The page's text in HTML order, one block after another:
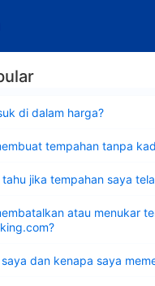
di dalam harga?
tempahan tanpa
jika tempahan saya
atau menukar
dan kenapa saya